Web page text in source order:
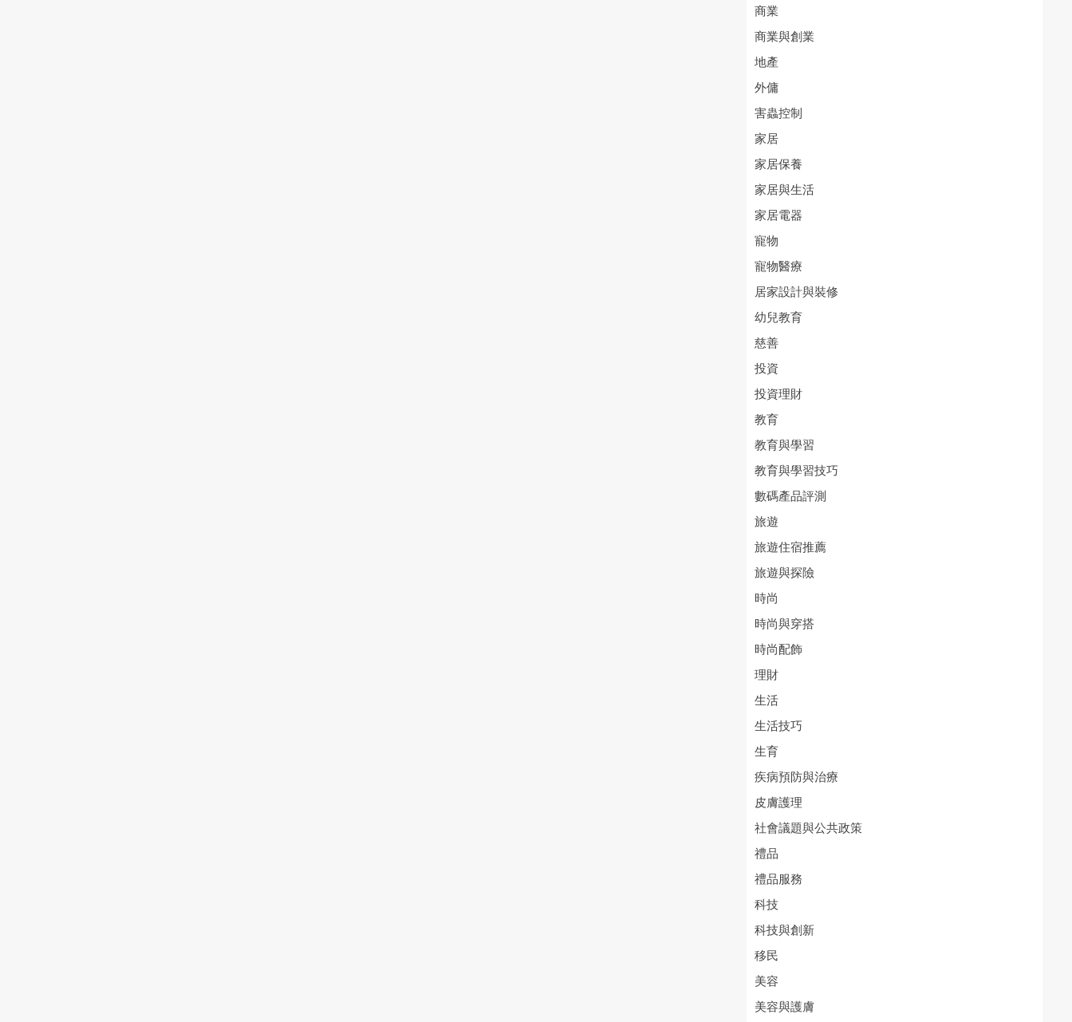
商業
商業與創業
地產
外傭
害蟲控制
家居
家居保養
家居與生活
家居電器
寵物
寵物醫療
居家設計與裝修
幼兒教育
慈善
投資
投資理財
教育
教育與學習
教育與學習技巧
數碼產品評測
旅遊
旅遊住宿推薦
旅遊與探險
時尚
時尚與穿搭
時尚配飾
理財
生活
生活技巧
生育
疾病預防與治療
皮膚護理
社會議題與公共政策
禮品
禮品服務
科技
科技與創新
移民
美容
美容與護膚